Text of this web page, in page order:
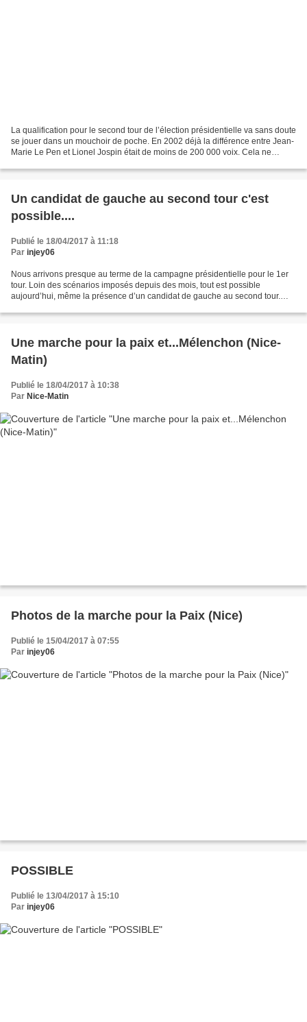
La qualification pour le second tour de l’élection présidentielle va sans doute
se jouer dans un mouchoir de poche. En 2002 déjà la différence entre Jean-
Marie Le Pen et Lionel Jospin était de moins de 200 000 voix. Cela ne
Un candidat de gauche au second tour c'est
possible....
Publié le 18/04/2017 à 11:18
Par injey06
Nous arrivons presque au terme de la campagne présidentielle pour le 1er
tour. Loin des scénarios imposés depuis des mois, tout est possible
aujourd’hui, même la présence d’un candidat de gauche au second tour.
Une marche pour la paix et...Mélenchon (Nice-
Matin)
Publié le 18/04/2017 à 10:38
Par Nice-Matin
Photos de la marche pour la Paix (Nice)
Publié le 15/04/2017 à 07:55
Par injey06
POSSIBLE
Publié le 13/04/2017 à 15:10
Par injey06